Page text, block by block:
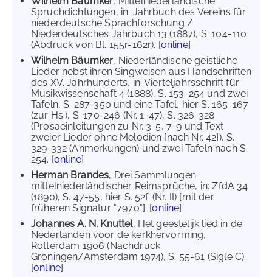
Spruchdichtungen, in: Jahrbuch des Vereins für
niederdeutsche Sprachforschung /
Niederdeutsches Jahrbuch 13 (1887), S. 104-110
(Abdruck von Bl. 155r-162r). [online]
Wilhelm Bäumker, Niederländische geistliche
Lieder nebst ihren Singweisen aus Handschriften
des XV. Jahrhunderts, in: Vierteljahrsschrift für
Musikwissenschaft 4 (1888), S. 153-254 und zwei
Tafeln, S. 287-350 und eine Tafel, hier S. 165-167
(zur Hs.), S. 170-246 (Nr. 1-47), S. 326-328
(Prosaeinleitungen zu Nr. 3-5, 7-9 und Text
zweier Lieder ohne Melodien [nach Nr. 42]), S.
329-332 (Anmerkungen) und zwei Tafeln nach S.
254. [online]
Herman Brandes, Drei Sammlungen
mittelniederländischer Reimsprüche, in: ZfdA 34
(1890), S. 47-55, hier S. 52f. (Nr. II) [mit der
früheren Signatur "7970"]. [online]
Johannes A. N. Knuttel, Het geestelijk lied in de
Nederlanden voor de kerkhervorming,
Rotterdam 1906 (Nachdruck
Groningen/Amsterdam 1974), S. 55-61 (Sigle C).
[online]